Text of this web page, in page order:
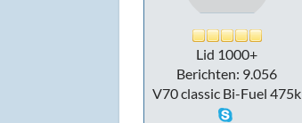
Lid 1000+
Berichten: 9.056
V70 classic Bi-Fuel 475k